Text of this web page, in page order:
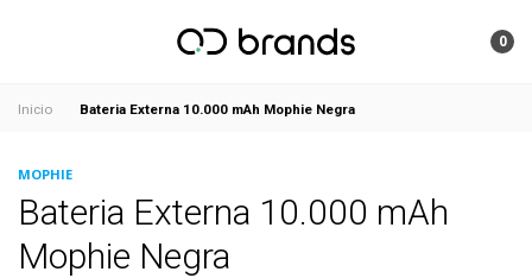
0
Inicio Bateria Externa 10.000 mAh Mophie Negra
MOPHIE
Bateria Externa 10.000 mAh
Mophie Negra